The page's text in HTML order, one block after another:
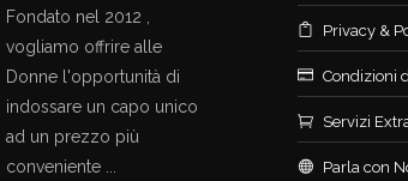
Fondato nel 2012 ,
vogliamo offrire alle
Donne l'opportunità di
indossare un capo unico
ad un prezzo più
conveniente ...
Privacy &
Condizioni
Servizi
Parla con